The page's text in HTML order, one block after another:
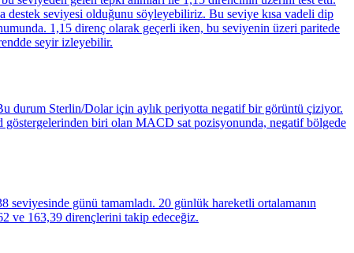
destek seviyesi olduğunu söyleyebiliriz. Bu seviye kısa vadeli dip
1,15 direnç olarak geçerli iken, bu seviyenin üzeri paritede
seyir izleyebilir.
durum Sterlin/Dolar için aylık periyotta negatif bir görüntü çiziyor.
göstergelerinden biri olan MACD sat pozisyonunda, negatif bölgede
günü tamamladı. 20 günlük hareketli ortalamanın
ve 163,39 dirençlerini takip edeceğiz.